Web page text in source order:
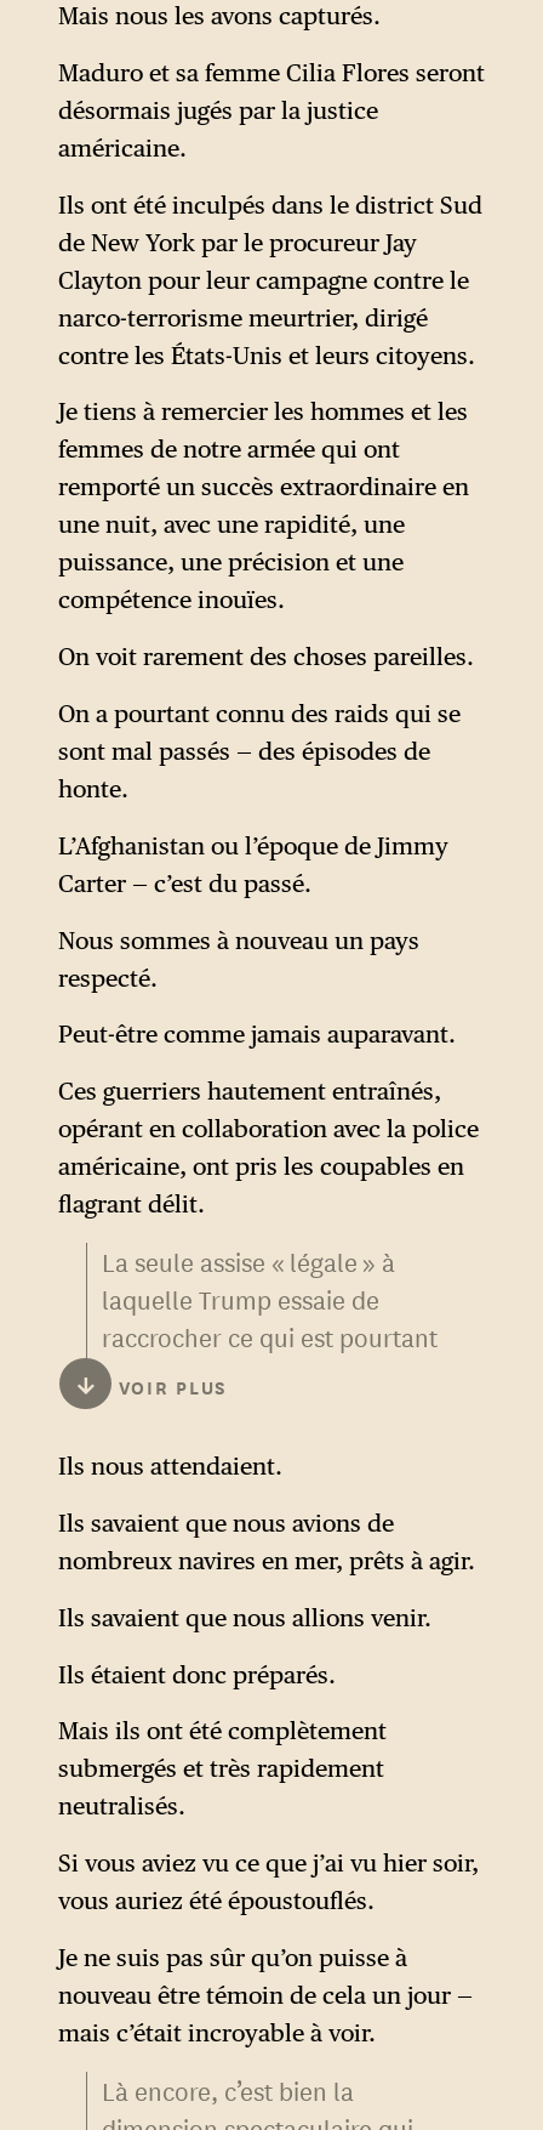
Mais nous les avons capturés.
Maduro et sa femme Cilia Flores seront
désormais jugés par la justice
américaine.
Ils ont été inculpés dans le district Sud
de New York par le procureur Jay
Clayton pour leur campagne contre le
narco-terrorisme meurtrier, dirigé
contre les États-Unis et leurs citoyens.
Je tiens à remercier les hommes et les
femmes de notre armée qui ont
remporté un succès extraordinaire en
une nuit, avec une rapidité, une
puissance, une précision et une
compétence inouïes.
On voit rarement des choses pareilles.
On a pourtant connu des raids qui se
sont mal passés — des épisodes de
honte.
L’Afghanistan ou l’époque de Jimmy
Carter — c’est du passé.
Nous sommes à nouveau un pays
respecté.
Peut-être comme jamais auparavant.
Ces guerriers hautement entraînés,
opérant en collaboration avec la police
américaine, ont pris les coupables en
flagrant délit.
La seule assise « légale » à
laquelle Trump essaie de
raccrocher ce qui est pourtant
objectivement une opération
extérieure contre un pays
souverain concerne l’acte
d’accusation et la mise en
examen de Maduro dans l’État
de New York — d’où un usage
extensif dans son discours du
champ lexical judiciaire.
L’expression « law
enforcement » utilisée au fil
du texte veut faire suggérer
que les États-Unis auraient en
fait procédé à une opération
de police administrative dans
le but d’instruire une affaire.
↓ VOIR PLUS
Ils nous attendaient.
Ils savaient que nous avions de
nombreux navires en mer, prêts à agir.
Ils savaient que nous allions venir.
Ils étaient donc préparés.
Mais ils ont été complètement
submergés et très rapidement
neutralisés.
Si vous aviez vu ce que j’ai vu hier soir,
vous auriez été époustouflés.
Je ne suis pas sûr qu’on puisse à
nouveau être témoin de cela un jour —
mais c’était incroyable à voir.
Là encore, c’est bien la